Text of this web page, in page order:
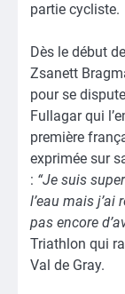
partie cycliste.
Dès le début
Zsanett
pour se
Fullagar qui
première
exprimée sur
: “Je suis
l’eau mais j’ai
pas encore
Triathlon qui
Val de Gray.